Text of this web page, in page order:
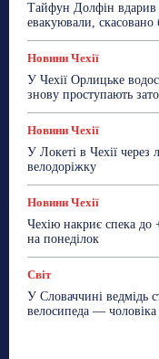
Тайфун Долфін
евакуювали, скасовано
Новини Чехії
У Чехії Орлицьке
знову проступають
Новини Чехії
У Локеті в Чехії
велодоріжку
Новини Чехії
Чехію накриє спека
на понеділок
Світ
У Словаччині ведмідь
велосипеда —